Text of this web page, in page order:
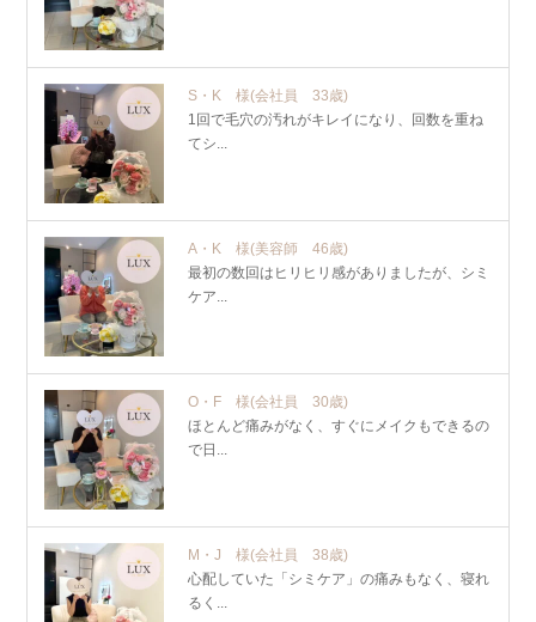
S・K 様(会社員 33歳)
1回で毛穴の汚れがキレイになり、回数を重ね
てシ...
A・K 様(美容師 46歳)
最初の数回はヒリヒリ感がありましたが、シミ
ケア...
O・F 様(会社員 30歳)
ほとんど痛みがなく、すぐにメイクもできるの
で日...
M・J 様(会社員 38歳)
心配していた「シミケア」の痛みもなく、寝れ
るく...